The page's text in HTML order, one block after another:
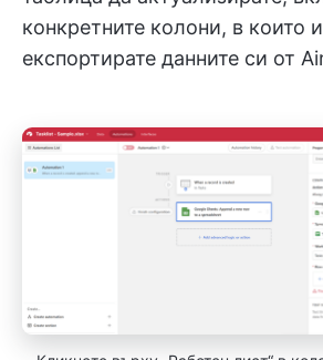
конкретните колони, в които
експортирате данните си от